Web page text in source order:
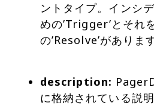
ントタイプ。インシ
めの’Trigger’とそれ
の’Resolve’がありま
description:
に格納されている説明